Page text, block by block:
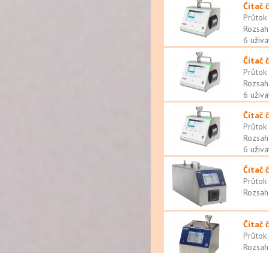
Čítač
6
Čítač
Průtok
6
Čítač
Průtok
6
Čítač
Průtok
Čítač
Průtok